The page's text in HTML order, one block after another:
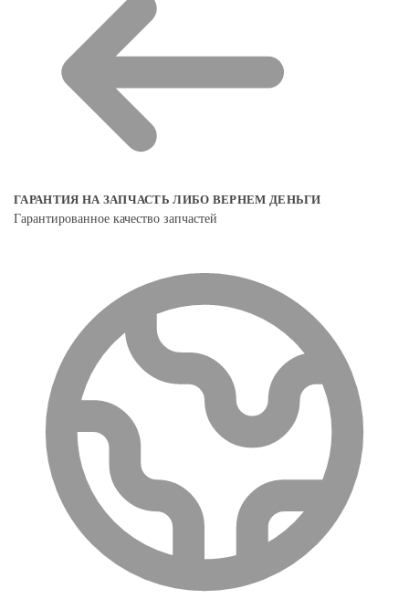
ГАРАНТИЯ НА ЗАПЧАСТЬ ЛИБО ВЕРНЕМ ДЕНЬГИ
Гарантированное качество запчастей